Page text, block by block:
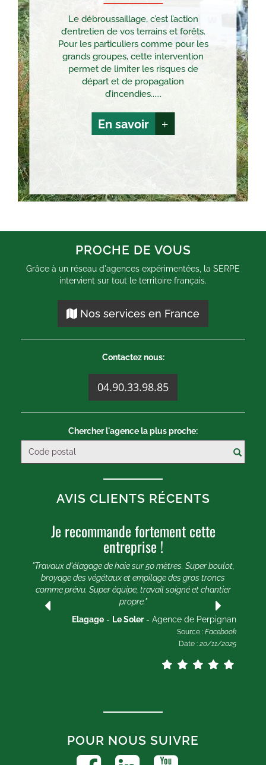
Le débroussaillage, c’est l’action
d’entretien de vos terrains et forêts.
Pour les particuliers comme pour les
grands groupes, cette intervention
permet de limiter les risques de
départ et de propagation
d’incendies......
En savoir +
PROCHE DE VOUS
Grâce à un réseau d'agences expérimentées, la SERPE
intervient sur tout le territoire français.
Nos services en France
Contactez nous:
04.90.33.98.85
Chercher l'agence la plus proche:
AVIS CLIENTS RÉCENTS
Je recommande fortement cette
entreprise !
"Travaux d'élagage de haie sur 50 mètres. Super boulot,
broyage des végétaux et empilage des gros troncs
comme prévu. Super équipe, travail soigné et chantier
propre."
Elagage - Le Soler- Agence de Perpignan
Source : Facebook
Date : 20/11/2025
POUR NOUS SUIVRE